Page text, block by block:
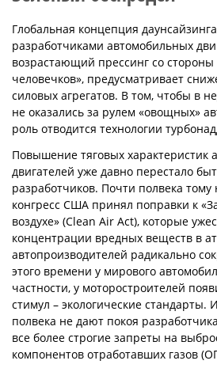
Глобальная концепция
разработчиками автомобильных
возрастающий прессинг со стороны
человечков», предусматривает
силовых агрегатов. В том, чтобы в
не оказались за рулем «овощных»
роль отводится технологии
Повышение тяговых характеристик
двигателей уже давно перестало
разработчиков. Почти полвека тому
конгресс США принял поправки к
воздухе» (Clean Air Act), которые
концентрации вредных веществ в
автопроизводителей радикально
этого времени у мирового
частности, у моторостроителей
стимул – экологические
полвека не дают покоя
все более строгие запреты на
компонентов отработавших газов